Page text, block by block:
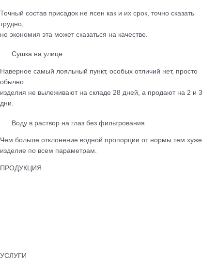
Точный состав присадок не ясен как и их срок, точно сказать
трудно,
но экономия эта может сказаться на качестве.
Сушка на улице
Наверное самый лояльный пункт, особых отличий нет, просто
обычно
изделия не вылеживают на складе 28 дней, а продают на 2 и 3
дни.
Воду в раствор на глаз без фильтрования
Чем больше отклонение водной пропорции от нормы тем хуже
изделие по всем параметрам.
ПРОДУКЦИЯ
УСЛУГИ